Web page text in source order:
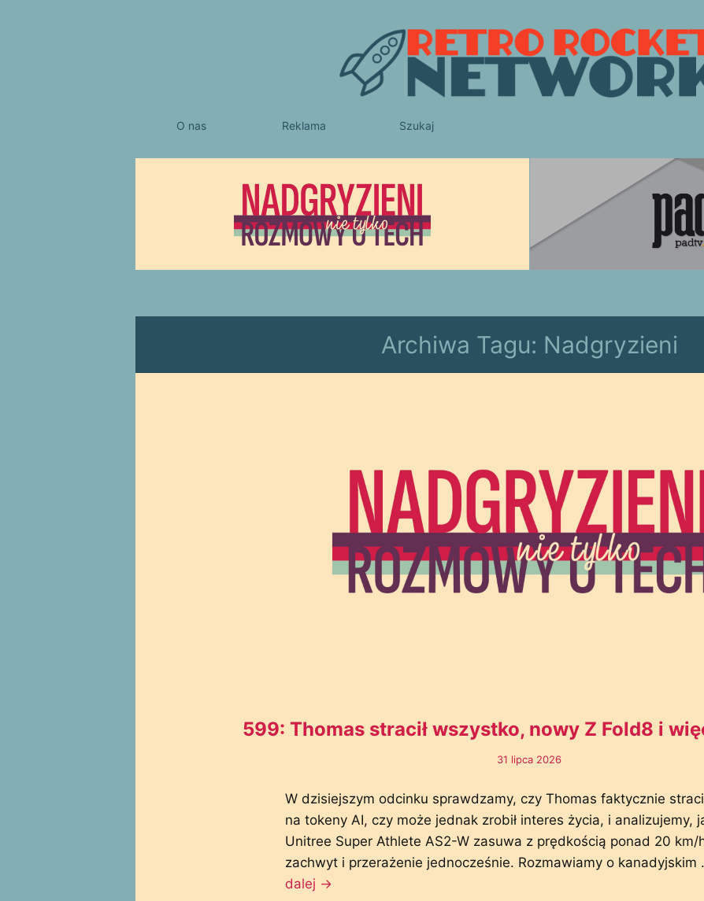
O nas Reklama Szukaj
Archiwa Tagu: Nadgryzieni
599: Thomas stracił wszystko, nowy Z Fold8 i
31 lipca 2026
W dzisiejszym odcinku sprawdzamy, czy Thomas faktycznie
na tokeny AI, czy może jednak zrobił interes życia, i analizujemy,
Unitree Super Athlete AS2-W zasuwa z prędkością ponad 20 km/
zachwyt i przerażenie jednocześnie. Rozmawiamy o kanadyjskim
dalej →